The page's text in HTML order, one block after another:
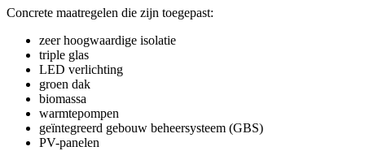
Concrete maatregelen die zijn toegepast:
zeer hoogwaardige isolatie
triple glas
LED verlichting
groen dak
biomassa
warmtepompen
geïntegreerd gebouw beheersysteem (GBS)
PV-panelen